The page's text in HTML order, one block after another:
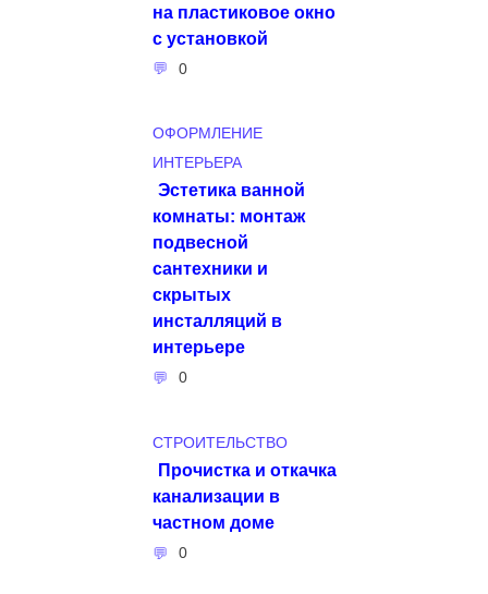
на пластиковое окно
с установкой
0
ОФОРМЛЕНИЕ
ИНТЕРЬЕРА
Эстетика ванной
комнаты: монтаж
подвесной
сантехники и
скрытых
инсталляций в
интерьере
0
СТРОИТЕЛЬСТВО
Прочистка и откачка
канализации в
частном доме
0